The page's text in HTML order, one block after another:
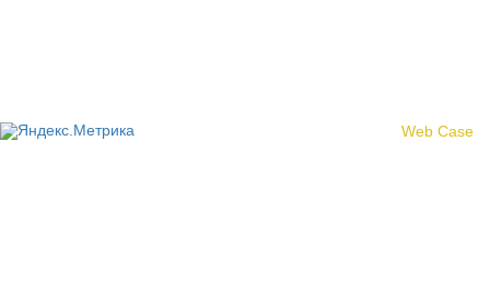
Web Case